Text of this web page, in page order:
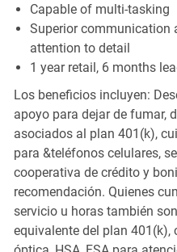
Capable of multi-tasking
Superior communication
attention to detail
1 year retail, 6 months
Los beneficios incluyen:
apoyo para dejar de fumar,
asociados al plan 401(k),
para &teléfonos celulares,
cooperativa de crédito y
recomendación. Quienes
servicio u horas también
equivalente del plan